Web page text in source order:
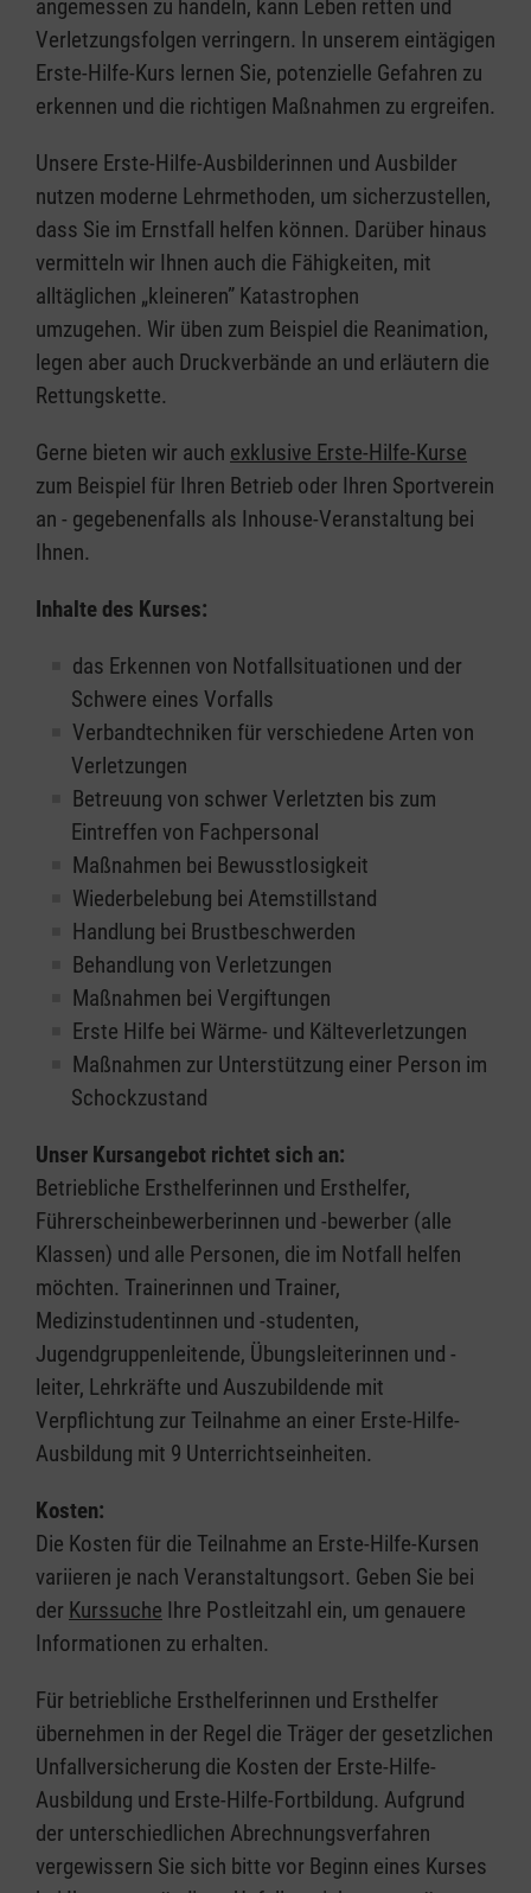
angemessen zu handeln, kann Leben retten und
Verletzungsfolgen verringern. In unserem eintägigen
Erste-Hilfe-Kurs lernen Sie, potenzielle Gefahren zu
erkennen und die richtigen Maßnahmen zu ergreifen.
Unsere Erste-Hilfe-Ausbilderinnen und Ausbilder
nutzen moderne Lehrmethoden, um sicherzustellen,
dass Sie im Ernstfall helfen können. Darüber hinaus
vermitteln wir Ihnen auch die Fähigkeiten, mit
alltäglichen „kleineren” Katastrophen
umzugehen. Wir üben zum Beispiel die Reanimation,
legen aber auch Druckverbände an und erläutern die
Rettungskette.
Gerne bieten wir auch exklusive Erste-Hilfe-Kurse
zum Beispiel für Ihren Betrieb oder Ihren Sportverein
an - gegebenenfalls als Inhouse-Veranstaltung bei
Ihnen.
Inhalte des Kurses:
das Erkennen von Notfallsituationen und der
Schwere eines Vorfalls
Verbandtechniken für verschiedene Arten von
Verletzungen
Betreuung von schwer Verletzten bis zum
Eintreffen von Fachpersonal
Maßnahmen bei Bewusstlosigkeit
Wiederbelebung bei Atemstillstand
Handlung bei Brustbeschwerden
Behandlung von Verletzungen
Maßnahmen bei Vergiftungen
Erste Hilfe bei Wärme- und Kälteverletzungen
Maßnahmen zur Unterstützung einer Person im
Schockzustand
Unser Kursangebot richtet sich an:
Betriebliche Ersthelferinnen und Ersthelfer,
Führerscheinbewerberinnen und -bewerber (alle
Klassen) und alle Personen, die im Notfall helfen
möchten. Trainerinnen und Trainer,
Medizinstudentinnen und -studenten,
Jugendgruppenleitende, Übungsleiterinnen und -
leiter, Lehrkräfte und Auszubildende mit
Verpflichtung zur Teilnahme an einer Erste-Hilfe-
Ausbildung mit 9 Unterrichtseinheiten.
Kosten:
Die Kosten für die Teilnahme an Erste-Hilfe-Kursen
variieren je nach Veranstaltungsort. Geben Sie bei
der Kurssuche Ihre Postleitzahl ein, um genauere
Informationen zu erhalten.
Für betriebliche Ersthelferinnen und Ersthelfer
übernehmen in der Regel die Träger der gesetzlichen
Unfallversicherung die Kosten der Erste-Hilfe-
Ausbildung und Erste-Hilfe-Fortbildung. Aufgrund
der unterschiedlichen Abrechnungsverfahren
vergewissern Sie sich bitte vor Beginn eines Kurses